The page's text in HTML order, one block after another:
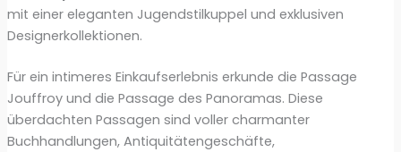
mit einer eleganten Jugendstilkuppel und exklusiven
Designerkollektionen.
Für ein intimeres Einkaufserlebnis erkunde die Passage
Jouffroy und die Passage des Panoramas. Diese
überdachten Passagen sind voller charmanter
Buchhandlungen, Antiquitätengeschäfte,